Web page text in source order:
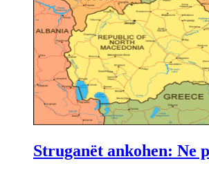
Struganët ankohen: Ne